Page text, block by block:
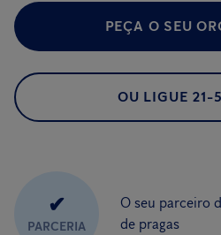
PEÇA O SEU
OU LIGUE 21-
✔
PARCERIA
O seu parceiro
de pragas